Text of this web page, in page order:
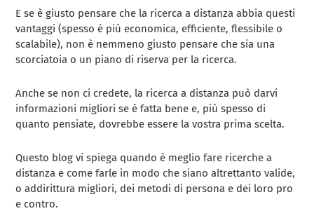
E se è giusto pensare che la ricerca a distanza abbia questi
vantaggi (spesso è più economica, efficiente, flessibile o
scalabile), non è nemmeno giusto pensare che sia una
scorciatoia o un piano di riserva per la ricerca.
Anche se non ci credete, la ricerca a distanza può darvi
informazioni migliori se è fatta bene e, più spesso di
quanto pensiate, dovrebbe essere la vostra prima scelta.
Questo blog vi spiega quando è meglio fare ricerche a
distanza e come farle in modo che siano altrettanto valide,
o addirittura migliori, dei metodi di persona e dei loro pro
e contro.